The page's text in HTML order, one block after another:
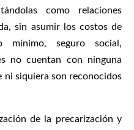
como relaciones
sin asumir los costos de
mínimo, seguro social,
no cuentan con ninguna
siquiera son reconocidos
de la precarización y